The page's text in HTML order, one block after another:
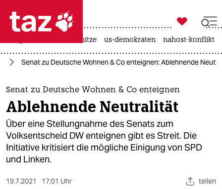
 taz zahl ich
taz zahl ich
themen
politik
öko
gesellschaft
kultur

taz zahl ich
hitze us-demokraten nahost-konflikt
Senat zu Deutsche Wohnen & Co enteignen: Ablehnende
Senat zu Deutsche Wohnen & Co enteignen
Ablehnende Neutralität
Über eine Stellungnahme des Senats zum
Volksentscheid DW enteignen gibt es Streit. Die
Initiative kritisiert die mögliche Einigung von SPD
und Linken.
19.7.2021 17:01 Uhr teilen